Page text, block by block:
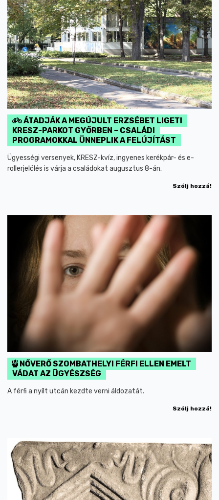
ÁTADJÁK A MEGÚJULT ERZSÉBET LIGETI
KRESZ-PARKOT GYŐRBEN – CSALÁDI
PROGRAMOKKAL ÜNNEPLIK A FELÚJÍTÁST
Ügyességi versenyek, KRESZ-kvíz, ingyenes kerékpár- és e-
rollerjelölés is várja a családokat augusztus 8-án.
Szólj hozzá!
NŐVERŐ SZOMBATHELYI FÉRFI ELLEN EMELT
VÁDAT AZ ÜGYÉSZSÉG
A férfi a nyílt utcán kezdte verni áldozatát.
Szólj hozzá!